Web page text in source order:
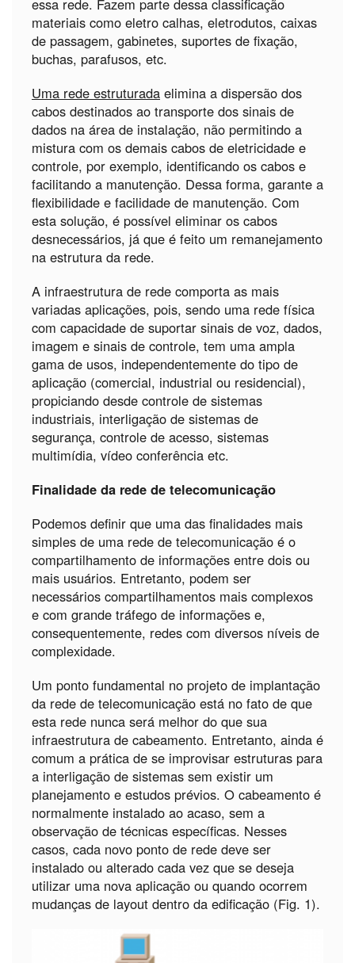
materiais como eletro calhas, eletrodutos, caixas
de passagem, gabinetes, suportes de fixação,
buchas, parafusos, etc.
Uma rede estruturada elimina a dispersão dos
cabos destinados ao transporte dos sinais de
dados na área de instalação, não permitindo a
mistura com os demais cabos de eletricidade e
controle, por exemplo, identificando os cabos e
facilitando a manutenção. Dessa forma, garante a
flexibilidade e facilidade de manutenção. Com
esta solução, é possível eliminar os cabos
desnecessários, já que é feito um remanejamento
na estrutura da rede.
A infraestrutura de rede comporta as mais
variadas aplicações, pois, sendo uma rede física
com capacidade de suportar sinais de voz, dados,
imagem e sinais de controle, tem uma ampla
gama de usos, independentemente do tipo de
aplicação (comercial, industrial ou residencial),
propiciando desde controle de sistemas
industriais, interligação de sistemas de
segurança, controle de acesso, sistemas
multimídia, vídeo conferência etc.
Finalidade da rede de telecomunicação
Podemos definir que uma das finalidades mais
simples de uma rede de telecomunicação é o
compartilhamento de informações entre dois ou
mais usuários. Entretanto, podem ser
necessários compartilhamentos mais complexos
e com grande tráfego de informações e,
consequentemente, redes com diversos níveis de
complexidade.
Um ponto fundamental no projeto de implantação
da rede de telecomunicação está no fato de que
esta rede nunca será melhor do que sua
infraestrutura de cabeamento. Entretanto, ainda é
comum a prática de se improvisar estruturas para
a interligação de sistemas sem existir um
planejamento e estudos prévios. O cabeamento é
normalmente instalado ao acaso, sem a
observação de técnicas específicas. Nesses
casos, cada novo ponto de rede deve ser
instalado ou alterado cada vez que se deseja
utilizar uma nova aplicação ou quando ocorrem
mudanças de layout dentro da edificação (Fig. 1).